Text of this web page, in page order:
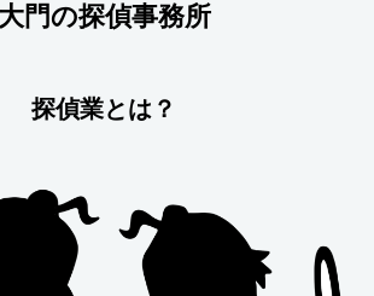
大門の探偵事務所
探偵業とは？